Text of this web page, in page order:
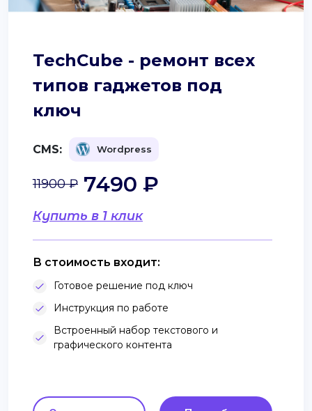
TechCube - ремонт всех
типов гаджетов под
ключ
CMS: Wordpress
Купить в 1 клик
11900 ₽ 7490 ₽
В стоимость входит:
Готовое решение под ключ
Инструкция по работе
Встроенный набор текстового и
графического контента